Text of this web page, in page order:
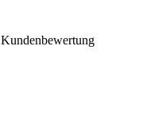
Kundenbewertung